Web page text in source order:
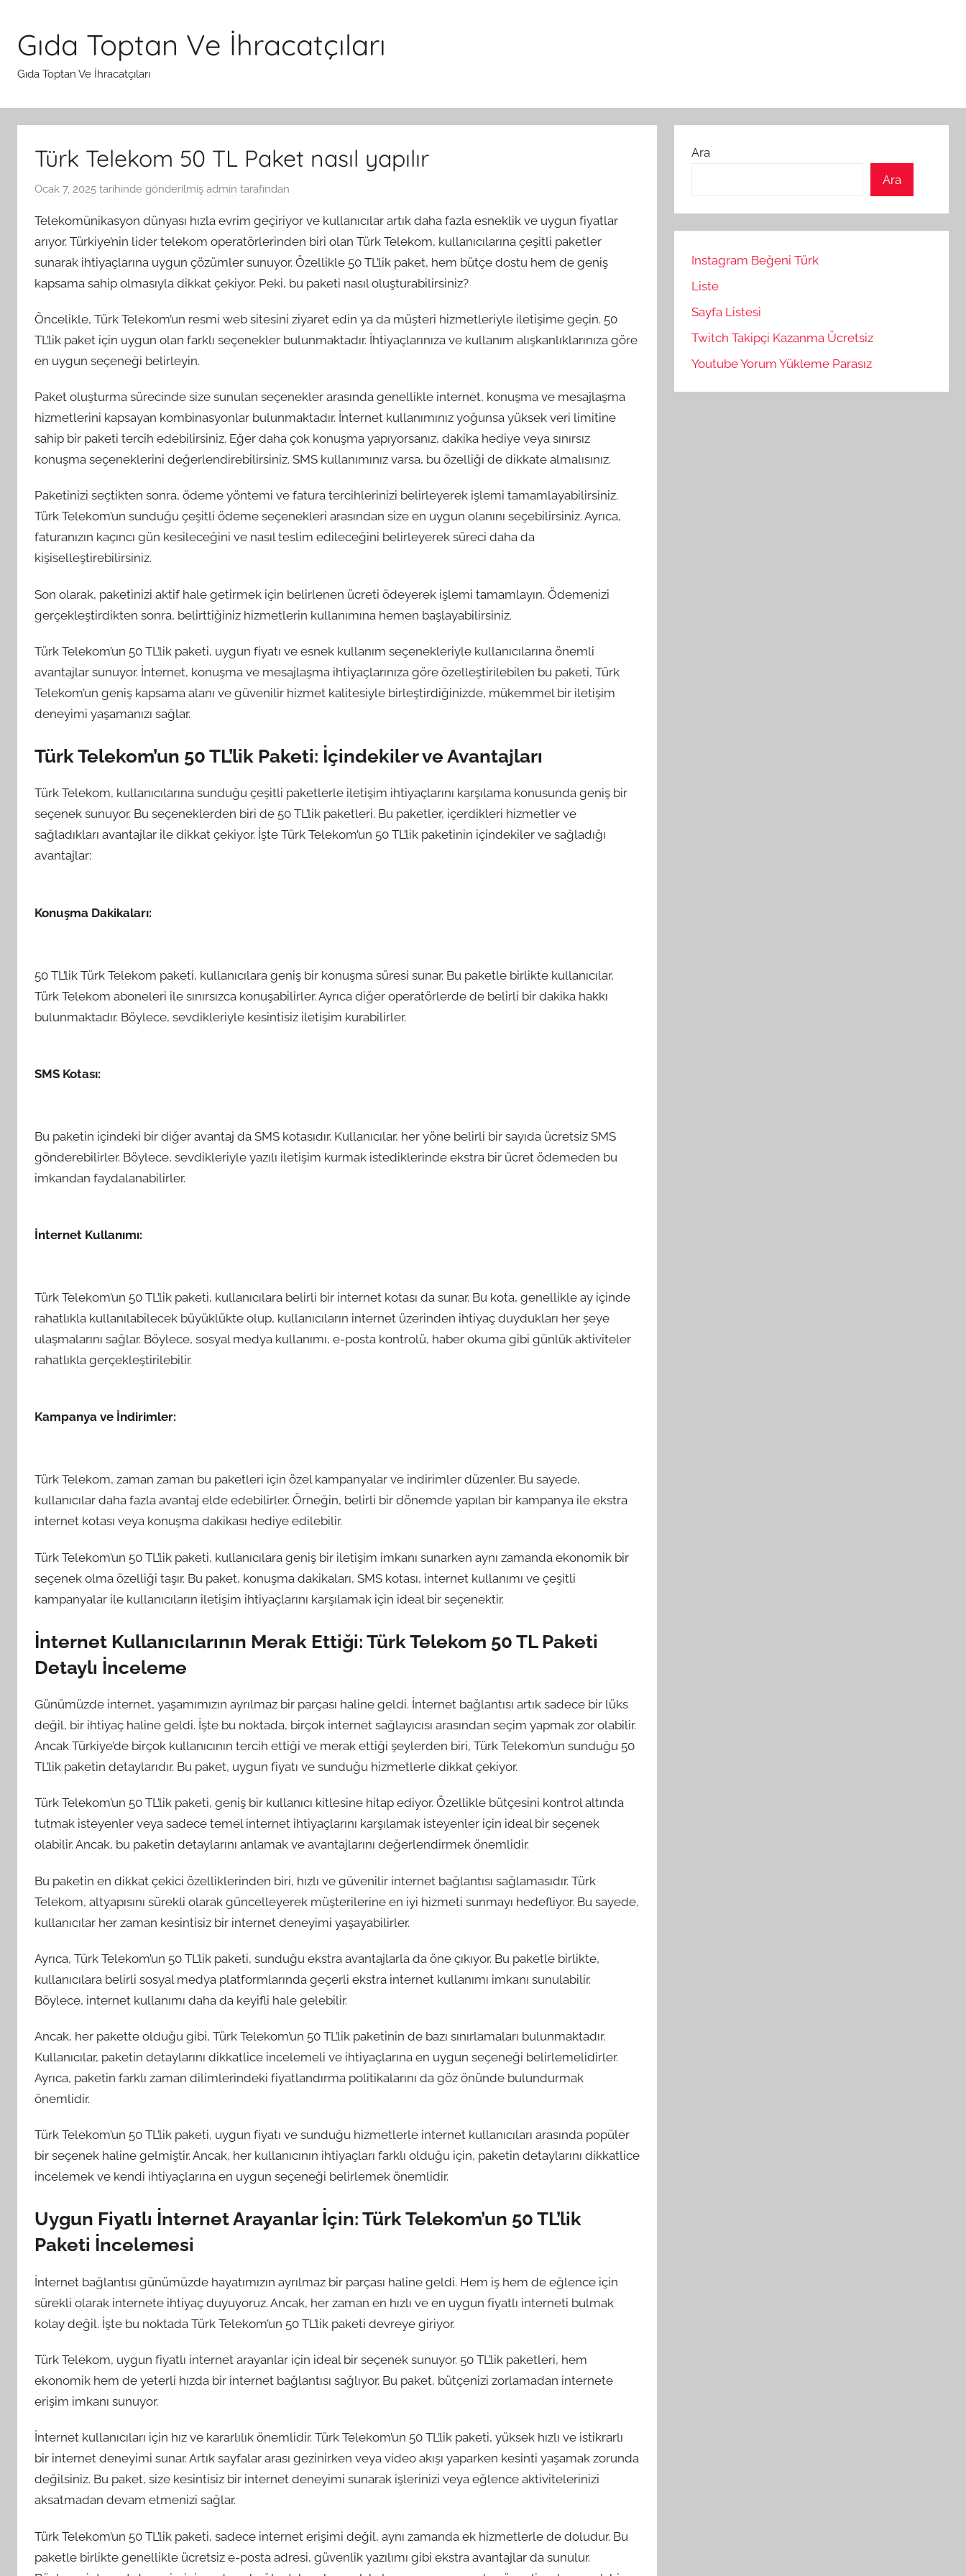
Gıda Toptan Ve İhracatçıları
Gıda Toptan Ve İhracatçıları
Türk Telekom 50 TL Paket nasıl yapılır
Ocak 7, 2025 tarihinde gönderilmiş admin tarafından
Telekomünikasyon dünyası hızla evrim geçiriyor ve kullanıcılar artık daha fazla esneklik ve uygun fiyatlar
arıyor. Türkiye’nin lider telekom operatörlerinden biri olan Türk Telekom, kullanıcılarına çeşitli paketler
sunarak ihtiyaçlarına uygun çözümler sunuyor. Özellikle 50 TL’lik paket, hem bütçe dostu hem de geniş
kapsama sahip olmasıyla dikkat çekiyor. Peki, bu paketi nasıl oluşturabilirsiniz?
Öncelikle, Türk Telekom’un resmi web sitesini ziyaret edin ya da müşteri hizmetleriyle iletişime geçin. 50
TL’lik paket için uygun olan farklı seçenekler bulunmaktadır. İhtiyaçlarınıza ve kullanım alışkanlıklarınıza göre
en uygun seçeneği belirleyin.
Paket oluşturma sürecinde size sunulan seçenekler arasında genellikle internet, konuşma ve mesajlaşma
hizmetlerini kapsayan kombinasyonlar bulunmaktadır. İnternet kullanımınız yoğunsa yüksek veri limitine
sahip bir paketi tercih edebilirsiniz. Eğer daha çok konuşma yapıyorsanız, dakika hediye veya sınırsız
konuşma seçeneklerini değerlendirebilirsiniz. SMS kullanımınız varsa, bu özelliği de dikkate almalısınız.
Paketinizi seçtikten sonra, ödeme yöntemi ve fatura tercihlerinizi belirleyerek işlemi tamamlayabilirsiniz.
Türk Telekom’un sunduğu çeşitli ödeme seçenekleri arasından size en uygun olanını seçebilirsiniz. Ayrıca,
faturanızın kaçıncı gün kesileceğini ve nasıl teslim edileceğini belirleyerek süreci daha da
kişiselleştirebilirsiniz.
Son olarak, paketinizi aktif hale getirmek için belirlenen ücreti ödeyerek işlemi tamamlayın. Ödemenizi
gerçekleştirdikten sonra, belirttiğiniz hizmetlerin kullanımına hemen başlayabilirsiniz.
Türk Telekom’un 50 TL’lik paketi, uygun fiyatı ve esnek kullanım seçenekleriyle kullanıcılarına önemli
avantajlar sunuyor. İnternet, konuşma ve mesajlaşma ihtiyaçlarınıza göre özelleştirilebilen bu paketi, Türk
Telekom’un geniş kapsama alanı ve güvenilir hizmet kalitesiyle birleştirdiğinizde, mükemmel bir iletişim
deneyimi yaşamanızı sağlar.
Türk Telekom’un 50 TL’lik Paketi: İçindekiler ve Avantajları
Türk Telekom, kullanıcılarına sunduğu çeşitli paketlerle iletişim ihtiyaçlarını karşılama konusunda geniş bir
seçenek sunuyor. Bu seçeneklerden biri de 50 TL’lik paketleri. Bu paketler, içerdikleri hizmetler ve
sağladıkları avantajlar ile dikkat çekiyor. İşte Türk Telekom’un 50 TL’lik paketinin içindekiler ve sağladığı
avantajlar:
Konuşma Dakikaları:
50 TL’lik Türk Telekom paketi, kullanıcılara geniş bir konuşma süresi sunar. Bu paketle birlikte kullanıcılar,
Türk Telekom aboneleri ile sınırsızca konuşabilirler. Ayrıca diğer operatörlerde de belirli bir dakika hakkı
bulunmaktadır. Böylece, sevdikleriyle kesintisiz iletişim kurabilirler.
SMS Kotası:
Bu paketin içindeki bir diğer avantaj da SMS kotasıdır. Kullanıcılar, her yöne belirli bir sayıda ücretsiz SMS
gönderebilirler. Böylece, sevdikleriyle yazılı iletişim kurmak istediklerinde ekstra bir ücret ödemeden bu
imkandan faydalanabilirler.
İnternet Kullanımı:
Türk Telekom’un 50 TL’lik paketi, kullanıcılara belirli bir internet kotası da sunar. Bu kota, genellikle ay içinde
rahatlıkla kullanılabilecek büyüklükte olup, kullanıcıların internet üzerinden ihtiyaç duydukları her şeye
ulaşmalarını sağlar. Böylece, sosyal medya kullanımı, e-posta kontrolü, haber okuma gibi günlük aktiviteler
rahatlıkla gerçekleştirilebilir.
Kampanya ve İndirimler:
Türk Telekom, zaman zaman bu paketleri için özel kampanyalar ve indirimler düzenler. Bu sayede,
kullanıcılar daha fazla avantaj elde edebilirler. Örneğin, belirli bir dönemde yapılan bir kampanya ile ekstra
internet kotası veya konuşma dakikası hediye edilebilir.
Türk Telekom’un 50 TL’lik paketi, kullanıcılara geniş bir iletişim imkanı sunarken aynı zamanda ekonomik bir
seçenek olma özelliği taşır. Bu paket, konuşma dakikaları, SMS kotası, internet kullanımı ve çeşitli
kampanyalar ile kullanıcıların iletişim ihtiyaçlarını karşılamak için ideal bir seçenektir.
İnternet Kullanıcılarının Merak Ettiği: Türk Telekom 50 TL Paketi
Detaylı İnceleme
Günümüzde internet, yaşamımızın ayrılmaz bir parçası haline geldi. İnternet bağlantısı artık sadece bir lüks
değil, bir ihtiyaç haline geldi. İşte bu noktada, birçok internet sağlayıcısı arasından seçim yapmak zor olabilir.
Ancak Türkiye’de birçok kullanıcının tercih ettiği ve merak ettiği şeylerden biri, Türk Telekom’un sunduğu 50
TL’lik paketin detaylarıdır. Bu paket, uygun fiyatı ve sunduğu hizmetlerle dikkat çekiyor.
Türk Telekom’un 50 TL’lik paketi, geniş bir kullanıcı kitlesine hitap ediyor. Özellikle bütçesini kontrol altında
tutmak isteyenler veya sadece temel internet ihtiyaçlarını karşılamak isteyenler için ideal bir seçenek
olabilir. Ancak, bu paketin detaylarını anlamak ve avantajlarını değerlendirmek önemlidir.
Bu paketin en dikkat çekici özelliklerinden biri, hızlı ve güvenilir internet bağlantısı sağlamasıdır. Türk
Telekom, altyapısını sürekli olarak güncelleyerek müşterilerine en iyi hizmeti sunmayı hedefliyor. Bu sayede,
kullanıcılar her zaman kesintisiz bir internet deneyimi yaşayabilirler.
Ayrıca, Türk Telekom’un 50 TL’lik paketi, sunduğu ekstra avantajlarla da öne çıkıyor. Bu paketle birlikte,
kullanıcılara belirli sosyal medya platformlarında geçerli ekstra internet kullanımı imkanı sunulabilir.
Böylece, internet kullanımı daha da keyifli hale gelebilir.
Ancak, her pakette olduğu gibi, Türk Telekom’un 50 TL’lik paketinin de bazı sınırlamaları bulunmaktadır.
Kullanıcılar, paketin detaylarını dikkatlice incelemeli ve ihtiyaçlarına en uygun seçeneği belirlemelidirler.
Ayrıca, paketin farklı zaman dilimlerindeki fiyatlandırma politikalarını da göz önünde bulundurmak
önemlidir.
Türk Telekom’un 50 TL’lik paketi, uygun fiyatı ve sunduğu hizmetlerle internet kullanıcıları arasında popüler
bir seçenek haline gelmiştir. Ancak, her kullanıcının ihtiyaçları farklı olduğu için, paketin detaylarını dikkatlice
incelemek ve kendi ihtiyaçlarına en uygun seçeneği belirlemek önemlidir.
Uygun Fiyatlı İnternet Arayanlar İçin: Türk Telekom’un 50 TL’lik
Paketi İncelemesi
İnternet bağlantısı günümüzde hayatımızın ayrılmaz bir parçası haline geldi. Hem iş hem de eğlence için
sürekli olarak internete ihtiyaç duyuyoruz. Ancak, her zaman en hızlı ve en uygun fiyatlı interneti bulmak
kolay değil. İşte bu noktada Türk Telekom’un 50 TL’lik paketi devreye giriyor.
Türk Telekom, uygun fiyatlı internet arayanlar için ideal bir seçenek sunuyor. 50 TL’lik paketleri, hem
ekonomik hem de yeterli hızda bir internet bağlantısı sağlıyor. Bu paket, bütçenizi zorlamadan internete
erişim imkanı sunuyor.
İnternet kullanıcıları için hız ve kararlılık önemlidir. Türk Telekom’un 50 TL’lik paketi, yüksek hızlı ve istikrarlı
bir internet deneyimi sunar. Artık sayfalar arası gezinirken veya video akışı yaparken kesinti yaşamak zorunda
değilsiniz. Bu paket, size kesintisiz bir internet deneyimi sunarak işlerinizi veya eğlence aktivitelerinizi
aksatmadan devam etmenizi sağlar.
Türk Telekom’un 50 TL’lik paketi, sadece internet erişimi değil, aynı zamanda ek hizmetlerle de doludur. Bu
paketle birlikte genellikle ücretsiz e-posta adresi, güvenlik yazılımı gibi ekstra avantajlar da sunulur.
Ara
Ara
Instagram Beğeni Türk
Liste
Sayfa Listesi
Twitch Takipçi Kazanma Ücretsiz
Youtube Yorum Yükleme Parasız